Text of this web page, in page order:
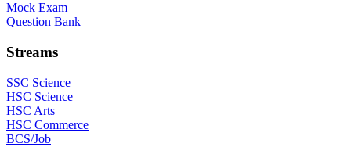
Mock Exam
Question Bank
Streams
SSC Science
HSC Science
HSC Arts
HSC Commerce
BCS/Job